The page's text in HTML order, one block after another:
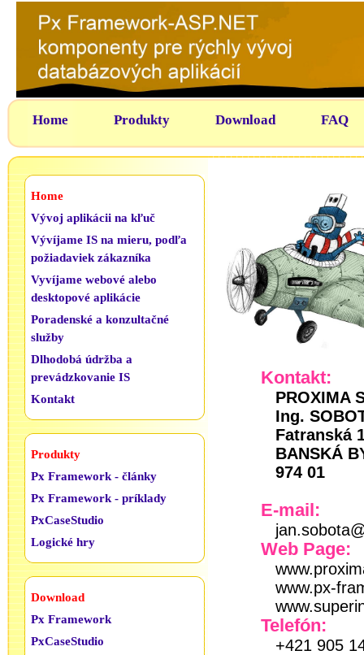
Home Produkty Download FAQ
Home
Vývoj aplikácii na kľuč
Vývíjame IS na mieru, podľa
požiadaviek zákazníka
Vyvíjame webové alebo
desktopové aplikácie
Poradenské a konzultačné
služby
Dlhodobá údržba a
prevádzkovanie IS
Kontakt
Produkty
Px Framework - články
Px Framework - príklady
PxCaseStudio
Logické hry
Download
Px Framework
PxCaseStudio
Kontakt:
PROXIMA
Ing.
Fatranská
BANSKÁ
974 01
E-mail:
Web Page:
www.px-
Telefón:
+421 905